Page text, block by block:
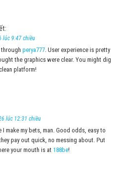
lúc 9:47 chiều
perya777. User experience is pretty
the graphics were clear. You might dig
platform!
lúc 12:31 chiều
I make my bets, man. Good odds, easy to
pay out quick, no messing about. Put
your mouth is at 188be!